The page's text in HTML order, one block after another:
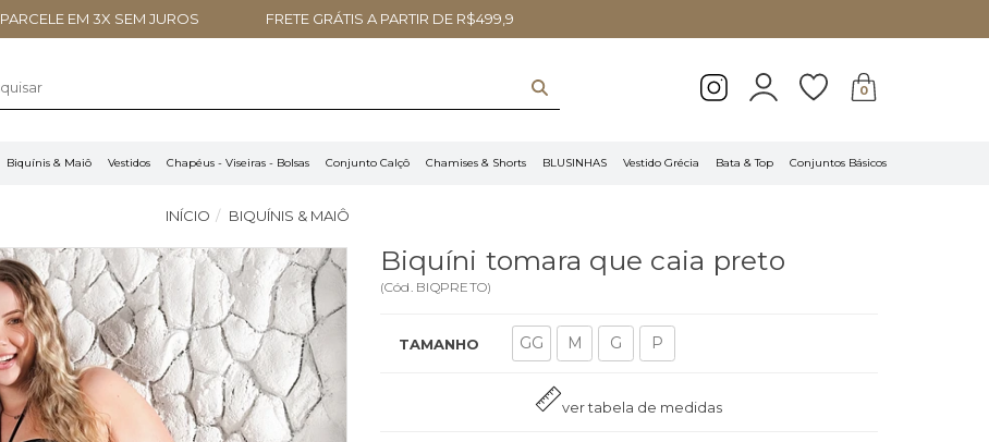
PARCELE EM 3X SEM JUROS FRETE GRÁTIS A PARTIR DE R$499,9
0
Biquínis & Maiô Vestidos Chapéus - Viseiras - Bolsas Conjunto Calçô Chamises & Shorts BLUSINHAS Vestido Grécia Bata & Top Conjuntos Básicos
INÍCIO BIQUÍNIS & MAIÔ
Biquíni tomara que caia preto
(Cód. BIQPRETO)
TAMANHO GG M G P
ver tabela de medidas